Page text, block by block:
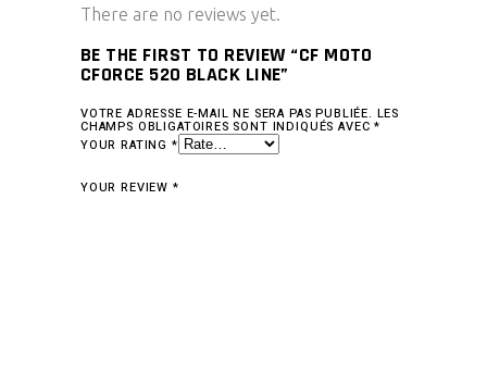
There are no reviews yet.
BE THE FIRST TO REVIEW “CF MOTO
CFORCE 520 BLACK LINE”
VOTRE ADRESSE E-MAIL NE SERA PAS PUBLIÉE. LES
CHAMPS OBLIGATOIRES SONT INDIQUÉS AVEC*
YOUR RATING *
YOUR REVIEW *